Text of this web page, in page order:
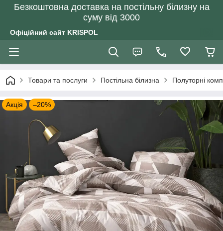
Безкоштовна доставка на постільну білизну на
суму від 3000
Офіційний сайт KRISPOL
Товари та послуги Постільна білизна Полуторні
Акція –20%